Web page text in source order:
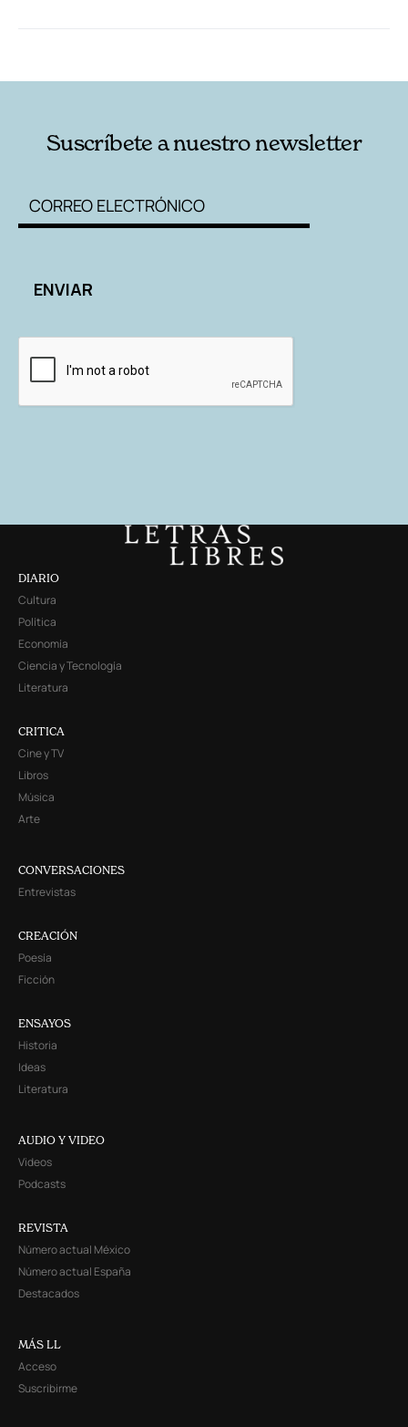
Suscríbete a nuestro newsletter
DIARIO
Cultura
Política
Economía
Ciencia y Tecnología
Literatura
CRITICA
Cine y TV
Libros
Música
Arte
CONVERSACIONES
Entrevistas
CREACIÓN
Poesía
Ficción
ENSAYOS
Historia
Ideas
Literatura
AUDIO Y VIDEO
Videos
Podcasts
REVISTA
Número actual México
Número actual España
Destacados
MÁS LL
Acceso
Suscribirme